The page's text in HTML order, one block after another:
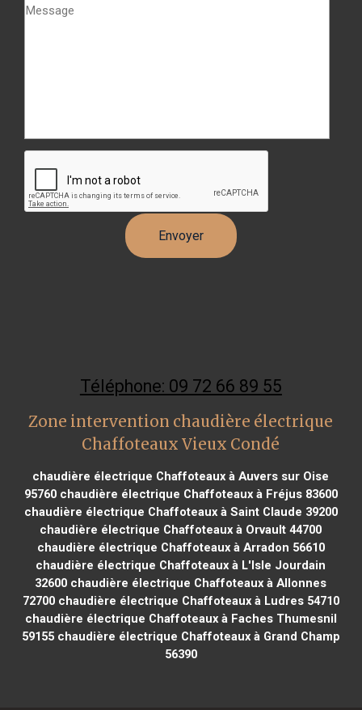
Téléphone: 09 72 66 89 55
Zone intervention chaudière électrique
Chaffoteaux Vieux Condé
chaudière électrique Chaffoteaux à Auvers sur Oise
95760chaudière électrique Chaffoteaux à Fréjus 83600
chaudière électrique Chaffoteaux à Saint Claude 39200
chaudière électrique Chaffoteaux à Orvault 44700
chaudière électrique Chaffoteaux à Arradon 56610
chaudière électrique Chaffoteaux à L'Isle Jourdain
32600 chaudière électrique Chaffoteaux à Allonnes
72700chaudière électrique Chaffoteaux à Ludres 54710
chaudière électrique Chaffoteaux à Faches Thumesnil
59155chaudière électrique Chaffoteaux à Grand Champ
56390